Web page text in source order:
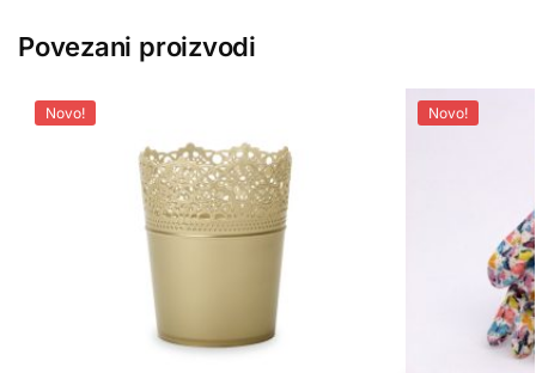
Povezani proizvodi
Novo! Novo!